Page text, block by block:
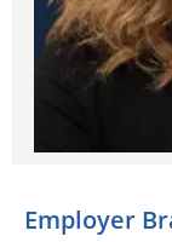
Employer